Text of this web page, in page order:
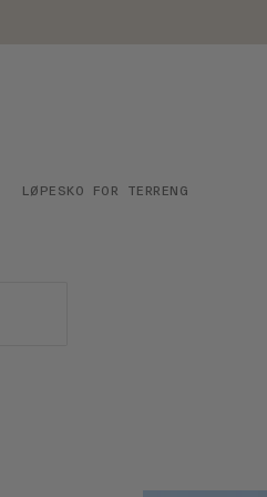
LØPESKO FOR TERRENG